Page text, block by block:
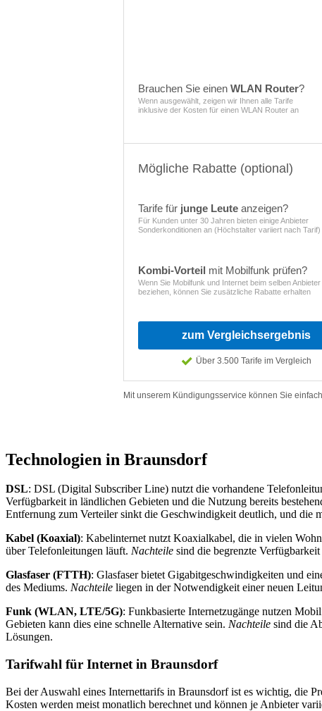
Technologien in Braunsdorf
DSL: DSL (Digital Subscriber Line) nutzt die vorhandene
Verfügbarkeit in ländlichen Gebieten und die Nutzung bereits
Entfernung zum Verteiler sinkt die Geschwindigkeit deutlich, und die
Kabel (Koaxial): Kabelinternet nutzt Koaxialkabel, die in vielen
über Telefonleitungen läuft. Nachteile sind die begrenzte
Glasfaser (FTTH): Glasfaser bietet Gigabitgeschwindigkeiten und
des Mediums. Nachteile liegen in der Notwendigkeit einer neuen
Funk (WLAN, LTE/5G): Funkbasierte Internetzugänge nutzen
Gebieten kann dies eine schnelle Alternative sein. Nachteile sind die
Lösungen.
Tarifwahl für Internet in Braunsdorf
Bei der Auswahl eines Internettarifs in Braunsdorf ist es wichtig, die
Kosten werden meist monatlich berechnet und können je Anbieter